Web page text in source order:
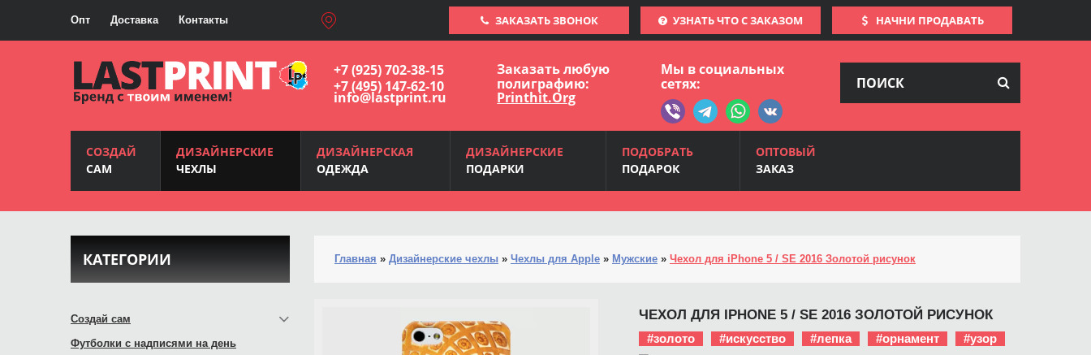
Опт Доставка Контакты ЗАКАЗАТЬ ЗВОНОК УЗНАТЬ ЧТО С ЗАКАЗОМ НАЧНИ ПРОДАВАТЬ
+7 (925) 702-38-15
+7 (495) 147-62-10
info@lastprint.ru
Заказать любую
полиграфию:
Printhit.Org
Мы в социальных
сетях:
СОЗДАЙ
САМ
ДИЗАЙНЕРСКИЕ
ЧЕХЛЫ
ДИЗАЙНЕРСКАЯ
ОДЕЖДА
ДИЗАЙНЕРСКИЕ
ПОДАРКИ
ПОДОБРАТЬ
ПОДАРОК
ОПТОВЫЙ
ЗАКАЗ
Главная » Дизайнерские чехлы » Чехлы для Apple » Мужские » Чехол для iPhone 5 / SE 2016 Золотой рисунок
ЧЕХОЛ ДЛЯ IPHONE 5 / SE 2016 ЗОЛОТОЙ РИСУНОК
#золото #искусство #лепка #орнамент #узор
КАТЕГОРИИ
Создай сам
Футболки с надписями на день